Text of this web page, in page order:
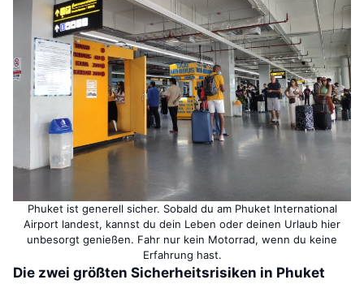
Phuket ist generell sicher. Sobald du am Phuket International
Airport landest, kannst du dein Leben oder deinen Urlaub hier
unbesorgt genießen. Fahr nur kein Motorrad, wenn du keine
Erfahrung hast.
Die zwei größten Sicherheitsrisiken in Phuket